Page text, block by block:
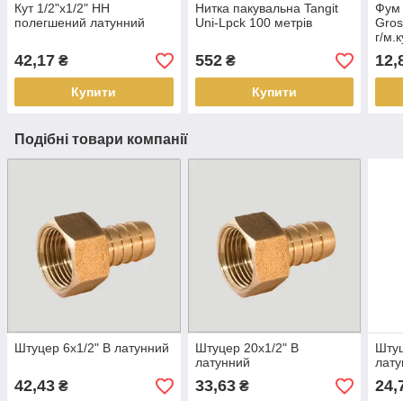
Кут 1/2"х1/2" НН
полегшений латунний
42,17 ₴
Купити
Нитка пакувальна Tangit
Uni-Lpck 100 метрів
552₴
Купити
Фум
г/
Подібні товари компанії
Штуцер 6х1/2" В латунний
42,43 ₴
Штуцер 20х1/2" В
латунний
33,63₴